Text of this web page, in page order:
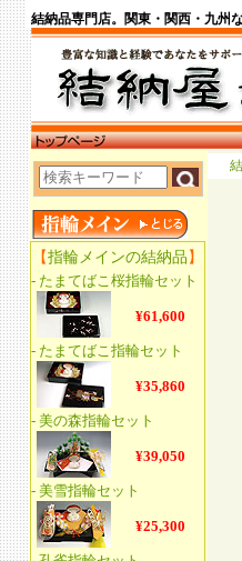
結納品専門店。関東・関西・九州